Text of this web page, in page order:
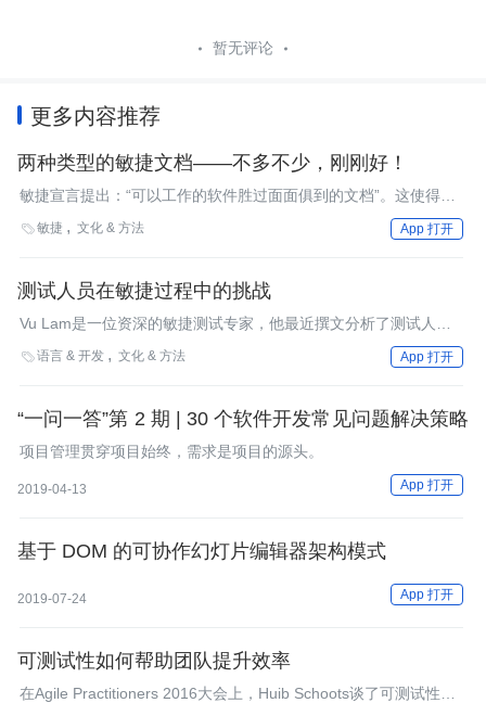
暂无评论
更多内容推荐
两种类型的敏捷文档——不多不少，刚刚好！
敏捷宣言提出：“可以工作的软件胜过面面俱到的文档”。这使得很
多团队认为敏捷项目中不需要有文档。敏捷评论家们纷纷把有限的
文档看作敏捷方法学的弱点。Eelco Gravendeel提出，敏捷只需要
敏捷 文化 & 方法 App 打开
测试人员在敏捷过程中的挑战
Vu Lam是一位资深的敏捷测试专家，他最近撰文分析了测试人员
在敏捷过程中的挑战，指出现在许多敏捷实践忽视了测试人员的处
语言 & 开发 文化 & 方法 App 打开
“一问一答”第 2 期 | 30 个软件开发常见问题解决策略
项目管理贯穿项目始终，需求是项目的源头。
2019-04-13 App 打开
基于 DOM 的可协作幻灯片编辑器架构模式
2019-07-24 App 打开
可测试性如何帮助团队提升效率
在Agile Practitioners 2016大会上，Huib Schoots谈了可测试性。